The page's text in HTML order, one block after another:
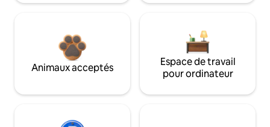
Animaux acceptés
Espace de travail
pour ordinateur